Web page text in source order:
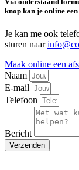
knop kan je online
Je kan me ook
sturen naar
Maak online een
Naam
E-mail
Telefoon
Bericht
Verzenden